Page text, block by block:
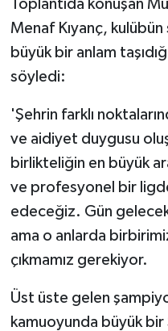
Toplantıda konuşan
Menaf Kıyanç,
büyük bir anlam
söyledi:
'Şehrin farklı
ve aidiyet duygusu
birlikteliğin en büyük
ve profesyonel bir
edeceğiz. Gün gelecek
ama o anlarda
çıkmamız gerekiyor.
Üst üste gelen
kamuoyunda büyük